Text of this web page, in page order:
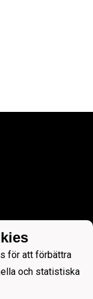
för att förbättra
och statistiska